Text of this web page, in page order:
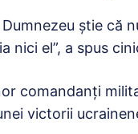
ştie că
nici el”, a spus
comandanţi
victorii